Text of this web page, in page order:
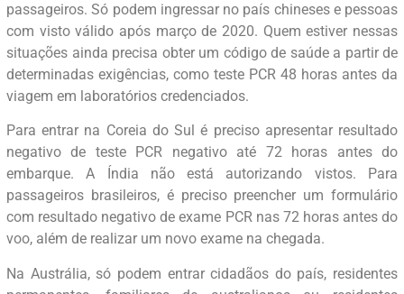
passageiros. Só podem ingressar no país chineses e pessoas
com visto válido após março de 2020. Quem estiver nessas
situações ainda precisa obter um código de saúde a partir de
determinadas exigências, como teste PCR 48 horas antes da
viagem em laboratórios credenciados.
Para entrar na Coreia do Sul é preciso apresentar resultado
negativo de teste PCR negativo até 72 horas antes do
embarque. A Índia não está autorizando vistos. Para
passageiros brasileiros, é preciso preencher um formulário
com resultado negativo de exame PCR nas 72 horas antes do
voo, além de realizar um novo exame na chegada.
Na Austrália, só podem entrar cidadãos do país, residentes